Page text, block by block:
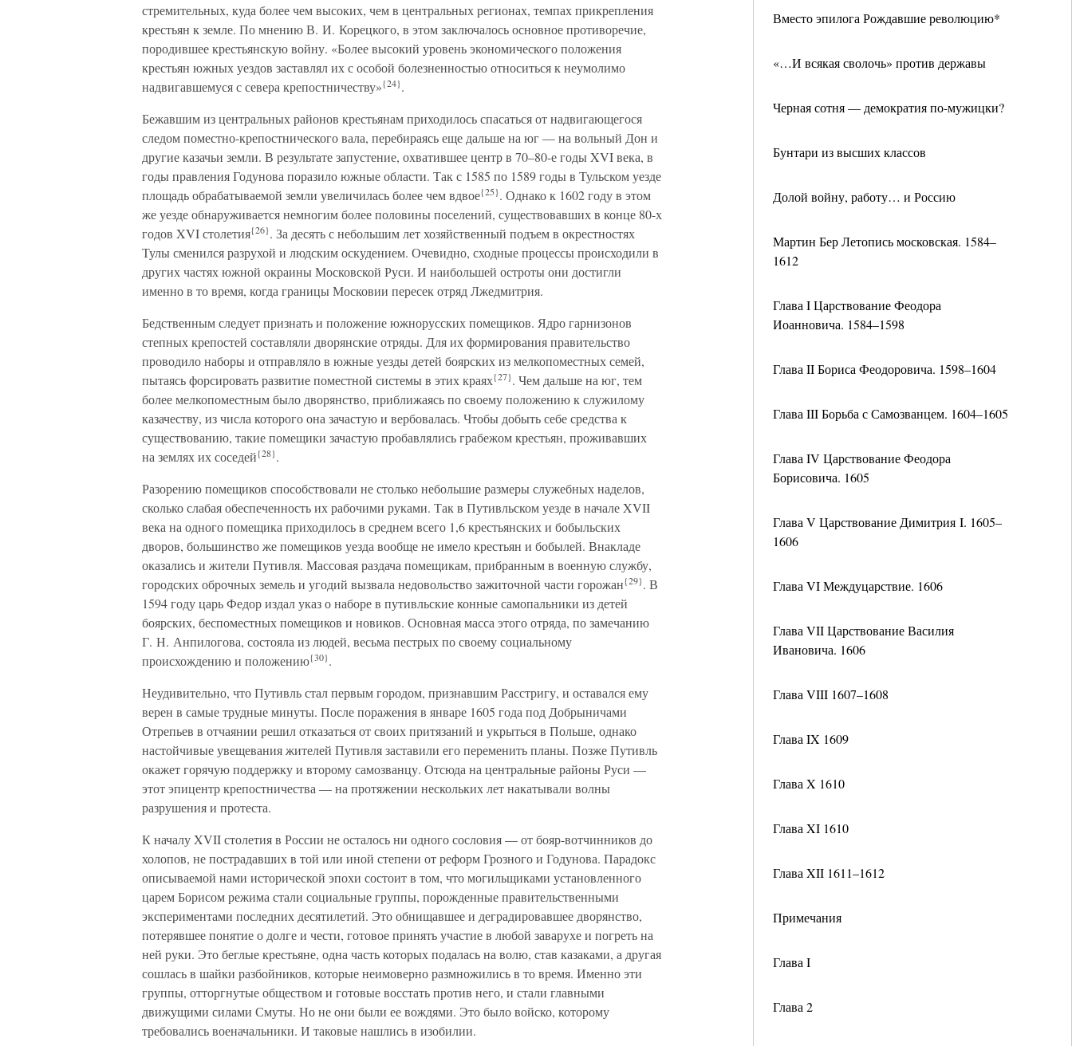
Вместо эпилога Рождавшие революцию*
«…И всякая сволочь» против державы
Черная сотня — демократия по-мужицки?
Бунтари из высших классов
Долой войну, работу… и Россию
Мартин Бер Летопись московская. 1584–
1612
Глава I Царствование Феодора
Иоанновича. 1584–1598
Глава II Бориса Феодоровича. 1598–1604
Глава III Борьба с Самозванцем. 1604–1605
Глава IV Царствование Феодора
Борисовича. 1605
Глава V Царствование Димитрия I. 1605–
1606
Глава VI Междуцарствие. 1606
Глава VII Царствование Василия
Ивановича. 1606
Глава VIII 1607–1608
Глава IX 1609
Глава X 1610
Глава XI 1610
Глава XII 1611–1612
Примечания
Глава I
Глава 2
стремительных, куда более чем высоких, чем в центральных регионах, темпах прикрепления
крестьян к земле. По мнению В. И. Корецкого, в этом заключалось основное противоречие,
породившее крестьянскую войну. «Более высокий уровень экономического положения
крестьян южных уездов заставлял их с особой болезненностью относиться к неумолимо
надвигавшемуся с севера крепостничеству»{24}.
Бежавшим из центральных районов крестьянам приходилось спасаться от надвигающегося
следом поместно-крепостнического вала, перебираясь еще дальше на юг — на вольный Дон и
другие казачьи земли. В результате запустение, охватившее центр в 70–80-е годы XVI века, в
годы правления Годунова поразило южные области. Так с 1585 по 1589 годы в Тульском уезде
площадь обрабатываемой земли увеличилась более чем вдвое{25}. Однако к 1602 году в этом
же уезде обнаруживается немногим более половины поселений, существовавших в конце 80-х
годов XVI столетия{26}. За десять с небольшим лет хозяйственный подъем в окрестностях
Тулы сменился разрухой и людским оскудением. Очевидно, сходные процессы происходили в
других частях южной окраины Московской Руси. И наибольшей остроты они достигли
именно в то время, когда границы Московии пересек отряд Лжедмитрия.
Бедственным следует признать и положение южнорусских помещиков. Ядро гарнизонов
степных крепостей составляли дворянские отряды. Для их формирования правительство
проводило наборы и отправляло в южные уезды детей боярских из мелкопоместных семей,
пытаясь форсировать развитие поместной системы в этих краях{27}. Чем дальше на юг, тем
более мелкопоместным было дворянство, приближаясь по своему положению к служилому
казачеству, из числа которого она зачастую и вербовалась. Чтобы добыть себе средства к
существованию, такие помещики зачастую пробавлялись грабежом крестьян, проживавших
на землях их соседей{28}.
Разорению помещиков способствовали не столько небольшие размеры служебных наделов,
сколько слабая обеспеченность их рабочими руками. Так в Путивльском уезде в начале XVII
века на одного помещика приходилось в среднем всего 1,6 крестьянских и бобыльских
дворов, большинство же помещиков уезда вообще не имело крестьян и бобылей. Внакладе
оказались и жители Путивля. Массовая раздача помещикам, прибранным в военную службу,
городских оброчных земель и угодий вызвала недовольство зажиточной части горожан{29}. В
1594 году царь Федор издал указ о наборе в путивльские конные самопальники из детей
боярских, беспоместных помещиков и новиков. Основная масса этого отряда, по замечанию
Г. Н. Анпилогова, состояла из людей, весьма пестрых по своему социальному
происхождению и положению{30}.
Неудивительно, что Путивль стал первым городом, признавшим Расстригу, и оставался ему
верен в самые трудные минуты. После поражения в январе 1605 года под Добрыничами
Отрепьев в отчаянии решил отказаться от своих притязаний и укрыться в Польше, однако
настойчивые увещевания жителей Путивля заставили его переменить планы. Позже Путивль
окажет горячую поддержку и второму самозванцу. Отсюда на центральные районы Руси —
этот эпицентр крепостничества — на протяжении нескольких лет накатывали волны
разрушения и протеста.
К началу XVII столетия в России не осталось ни одного сословия — от бояр-вотчинников до
холопов, не пострадавших в той или иной степени от реформ Грозного и Годунова. Парадокс
описываемой нами исторической эпохи состоит в том, что могильщиками установленного
царем Борисом режима стали социальные группы, порожденные правительственными
экспериментами последних десятилетий. Это обнищавшее и деградировавшее дворянство,
потерявшее понятие о долге и чести, готовое принять участие в любой заварухе и погреть на
ней руки. Это беглые крестьяне, одна часть которых подалась на волю, став казаками, а другая
сошлась в шайки разбойников, которые неимоверно размножились в то время. Именно эти
группы, отторгнутые обществом и готовые восстать против него, и стали главными
движущими силами Смуты. Но не они были ее вождями. Это было войско, которому
требовались военачальники. И таковые нашлись в изобилии.